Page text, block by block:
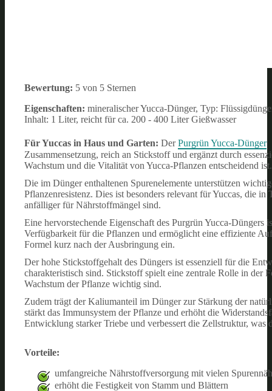
Bewertung: 5 von 5 Sternen
Eigenschaften: mineralischer Yucca-Dünger, Typ:
Inhalt: 1 Liter, reicht für ca. 200 - 400 Liter Gießwasser
Für Yuccas in Haus und Garten: DerPurgrün Yucca-Dünger
Zusammensetzung, reich an Stickstoff und ergänzt durch
Wachstum und die Vitalität von Yucca-Pflanzen entscheidend ist.
Die im Dünger enthaltenen Spurenelemente unterstützen
Pflanzenresistenz. Dies ist besonders relevant für Yuccas, die
anfälliger für Nährstoffmängel sind.
Eine hervorstechende Eigenschaft des Purgrün Yucca-
Verfügbarkeit für die Pflanzen und ermöglicht eine effiziente
Formel kurz nach der Ausbringung ein.
Der hohe Stickstoffgehalt des Düngers ist essenziell für die
charakteristisch sind. Stickstoff spielt eine zentrale Rolle in der
Wachstum der Pflanze wichtig sind.
Zudem trägt der Kaliumanteil im Dünger zur Stärkung der
stärkt das Immunsystem der Pflanze und erhöht die
Entwicklung starker Triebe und verbessert die Zellstruktur, was
Vorteile:
umfangreiche Nährstoffversorgung mit vielen
erhöht die Festigkeit von Stamm und Blättern